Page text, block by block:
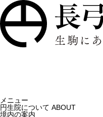
メニュー
円生院について ABOUT
境内の案内